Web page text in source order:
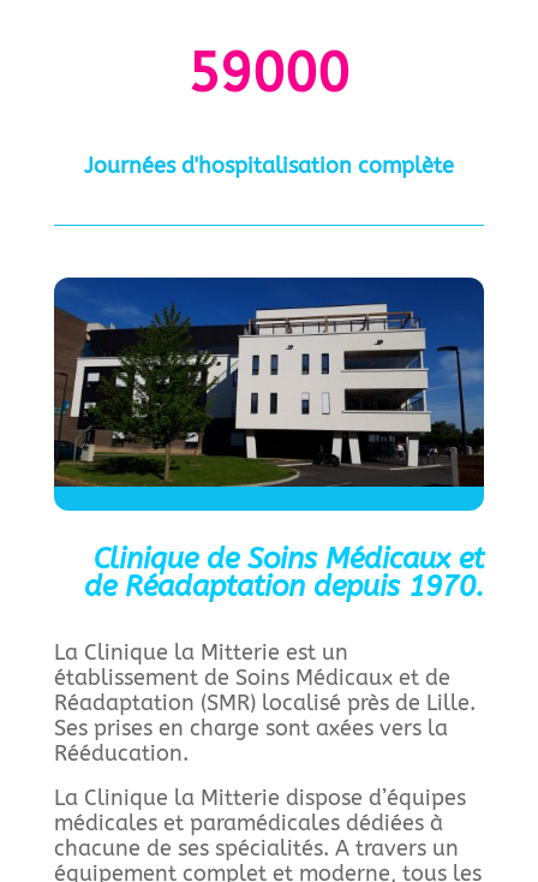
59000
Journées d'hospitalisation complète
Clinique de Soins Médicaux et
de Réadaptation depuis 1970.
La Clinique la Mitterie est un
établissement de Soins Médicaux et de
Réadaptation (SMR) localisé près de Lille.
Ses prises en charge sont axées vers la
Rééducation.
La Clinique la Mitterie dispose d’équipes
médicales et paramédicales dédiées à
chacune de ses spécialités. A travers un
équipement complet et moderne, tous les